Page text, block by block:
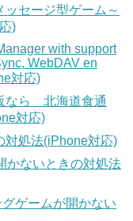
セージ型ゲーム～
)
with support
WebDAV en
対応)
なら 北海道食通
対応)
対処法(iPhone対応)
かないときの対処法
ゲームが開かない